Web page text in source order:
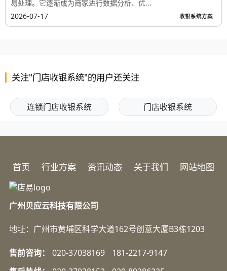
门店收银系统环比分析怎么操作？
广州贝应云科技有限公司